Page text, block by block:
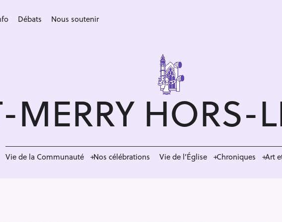
Débats Nous soutenir
MERRY HORS-
Vie de la Communauté Nos célébrations Vie de l’Église Chroniques Art